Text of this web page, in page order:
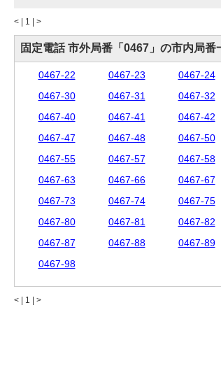
< 1 | >
固定電話 市外局番「0467」の市内局番
0467-22 0467-23 0467-24
0467-30
0467-31 0467-32
0467-40
0467-41 0467-42
0467-47
0467-48 0467-50
0467-55
0467-57 0467-58
0467-63
0467-66 0467-67
0467-73
0467-74 0467-75
0467-80
0467-81 0467-82
0467-87
0467-88 0467-89
0467-98
< 1 | >